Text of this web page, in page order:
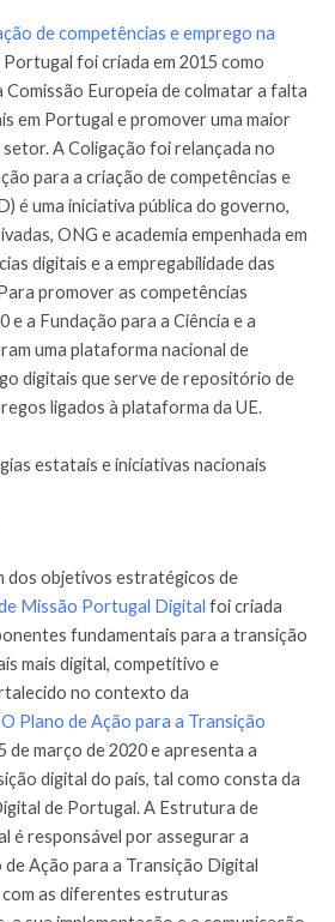
de competências e emprego na
Portugal foi criada em 2015 como
Europeia de colmatar a falta
em Portugal e promover uma maior
A Coligação foi relançada no
para a criação de competências e
é uma iniciativa pública do governo,
ONG e academia empenhada em
digitais e a empregabilidade das
promover as competências
e a Fundação para a Ciência e a
uma plataforma nacional de
digitais que serve de repositório de
ligados à plataforma da UE.
estatais e iniciativas nacionais
dos objetivos estratégicos de
Missão Portugal Digital foi criada
fundamentais para a transição
mais digital, competitivo e
no contexto da
O Plano de Ação para a Transição
de março de 2020 e apresenta a
digital do país, tal como consta da
de Portugal. A Estrutura de
é responsável por assegurar a
Ação para a Transição Digital
as diferentes estruturas